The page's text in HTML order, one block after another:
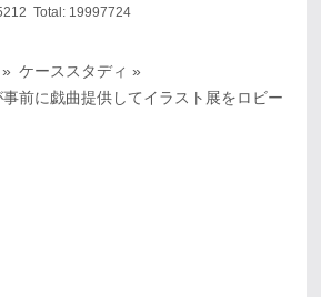
Total: 19997724
» ケーススタディ »
前に戯曲提供してイラスト展をロビー